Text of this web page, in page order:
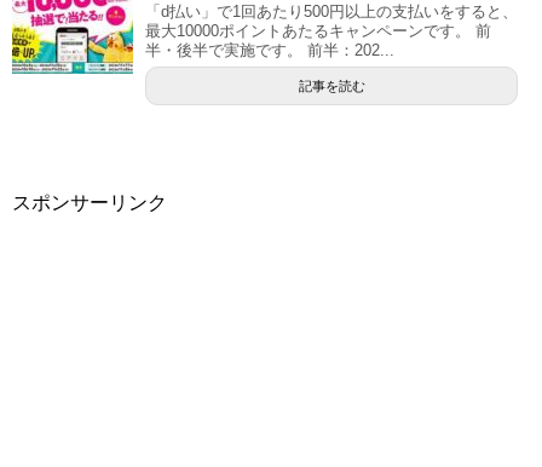
「d払い」で1回あたり500円以上の支払いをすると、
最大10000ポイントあたるキャンペーンです。 前
半・後半で実施です。 前半：202...
記事を読む
スポンサーリンク